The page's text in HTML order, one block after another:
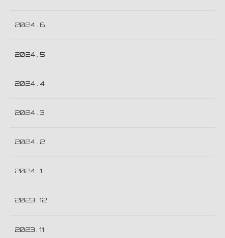
2024 . 6
2024 . 5
2024 . 4
2024 . 3
2024 . 2
2024 . 1
2023 . 12
2023 . 11